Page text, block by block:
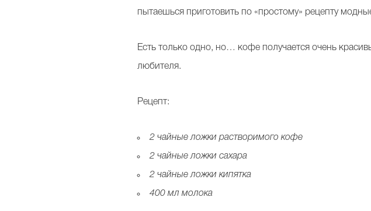
пытаешься приготовить по «простому» рецепту
Есть только одно, но… кофе получается очень
любителя.
Рецепт:
2 чайные ложки растворимого кофе
2 чайные ложки сахара
2 чайные ложки кипятка
400 мл молока